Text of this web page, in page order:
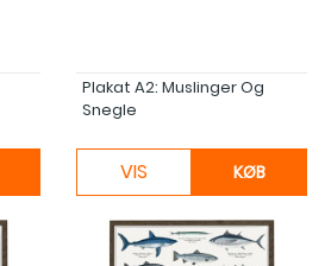
Plakat A2: Muslinger Og
Snegle
VIS KØB